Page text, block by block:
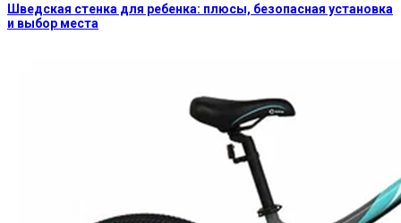
Шведская стенка для ребенка: плюсы, безопасная установка
и выбор места